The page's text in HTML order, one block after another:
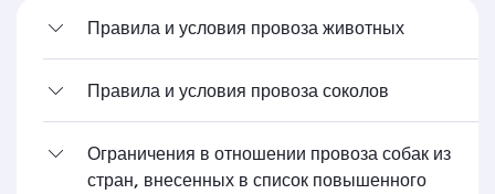
Правила и условия провоза животных
Правила и условия провоза соколов
Ограничения в отношении провоза собак из
стран, внесенных в список повышенного